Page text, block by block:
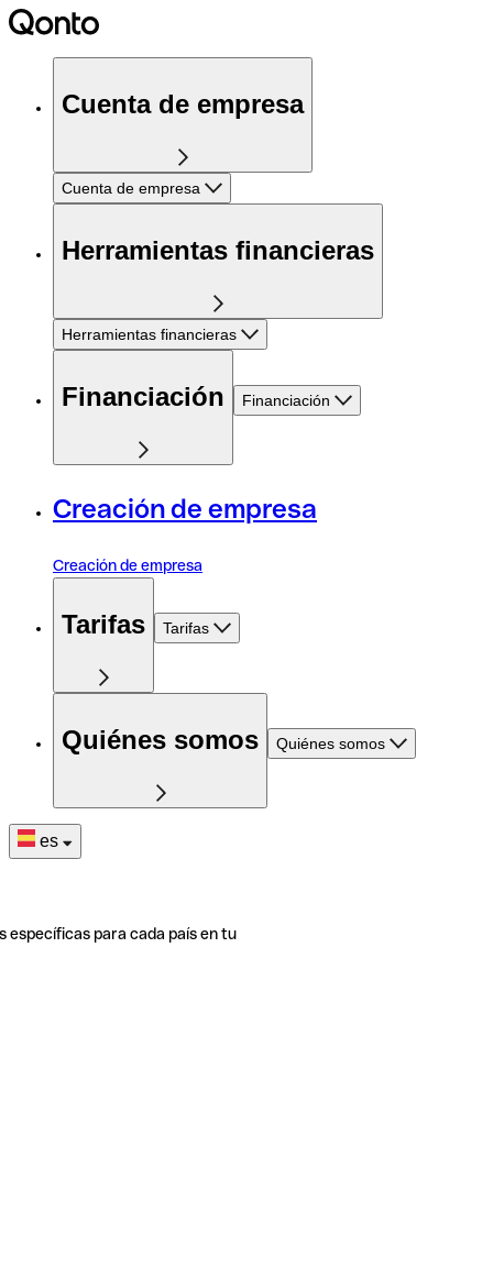
Cuenta de empresa
Cuenta de empresa
Herramientas financieras
Herramientas financieras
Financiación Financiación
Creación de empresa
Creación de empresa
Tarifas Tarifas
Quiénes somos Quiénes somos
es
específicas para cada país en tu